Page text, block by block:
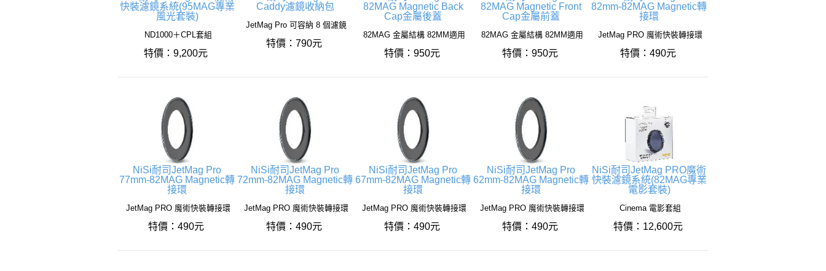
快裝濾鏡系統(95MAG專業
風光套裝)
ND1000＋CPL套組
特價：9,200元
Caddy濾鏡收納包
JetMag Pro 可容納 8 個濾鏡
特價：790元
82MAG Magnetic Back
Cap金屬後蓋
82MAG 金屬結構 82MM適用
特價：950元
82MAG Magnetic Front
Cap金屬前蓋
82MAG 金屬結構 82MM適用
特價：950元
82mm-82MAG Magnetic轉
接環
JetMag PRO 魔術快裝轉接環
特價：490元
NiSi耐司JetMag Pro
77mm-82MAG Magnetic轉
接環
JetMag PRO 魔術快裝轉接環
特價：490元
NiSi耐司JetMag Pro
72mm-82MAG Magnetic轉
接環
JetMag PRO 魔術快裝轉接環
特價：490元
NiSi耐司JetMag Pro
67mm-82MAG Magnetic轉
接環
JetMag PRO 魔術快裝轉接環
特價：490元
NiSi耐司JetMag Pro
62mm-82MAG Magnetic轉
接環
JetMag PRO 魔術快裝轉接環
特價：490元
NiSi耐司JetMag PRO魔術
快裝濾鏡系統(82MAG專業
電影套裝)
Cinema 電影套組
特價：12,600元